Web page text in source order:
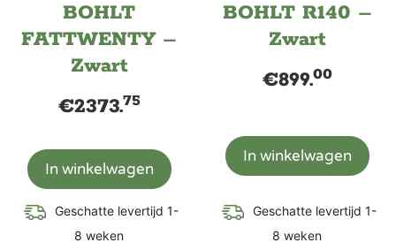
BOHLT
FATTWENTY –
Zwart
€2373.75
In winkelwagen
Geschatte levertijd 1-
8 weken
BOHLT R140 –
Zwart
€899.00
In winkelwagen
Geschatte levertijd 1-
8 weken